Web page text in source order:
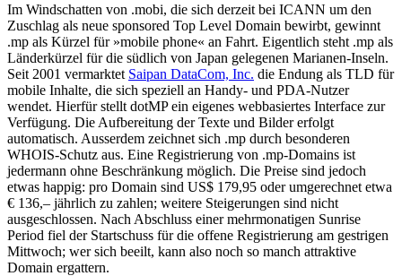
Im Windschatten von .mobi, die sich derzeit bei ICANN um den
Zuschlag als neue sponsored Top Level Domain bewirbt, gewinnt
.mp als Kürzel für »mobile phone« an Fahrt. Eigentlich steht .mp als
Länderkürzel für die südlich von Japan gelegenen Marianen-Inseln.
Seit 2001 vermarktet Saipan DataCom, Inc. die Endung als TLD für
mobile Inhalte, die sich speziell an Handy- und PDA-Nutzer
wendet. Hierfür stellt dotMP ein eigenes webbasiertes Interface zur
Verfügung. Die Aufbereitung der Texte und Bilder erfolgt
automatisch. Ausserdem zeichnet sich .mp durch besonderen
WHOIS-Schutz aus. Eine Registrierung von .mp-Domains ist
jedermann ohne Beschränkung möglich. Die Preise sind jedoch
etwas happig: pro Domain sind US$ 179,95 oder umgerechnet etwa
€ 136,– jährlich zu zahlen; weitere Steigerungen sind nicht
ausgeschlossen. Nach Abschluss einer mehrmonatigen Sunrise
Period fiel der Startschuss für die offene Registrierung am gestrigen
Mittwoch; wer sich beeilt, kann also noch so manch attraktive
Domain ergattern.